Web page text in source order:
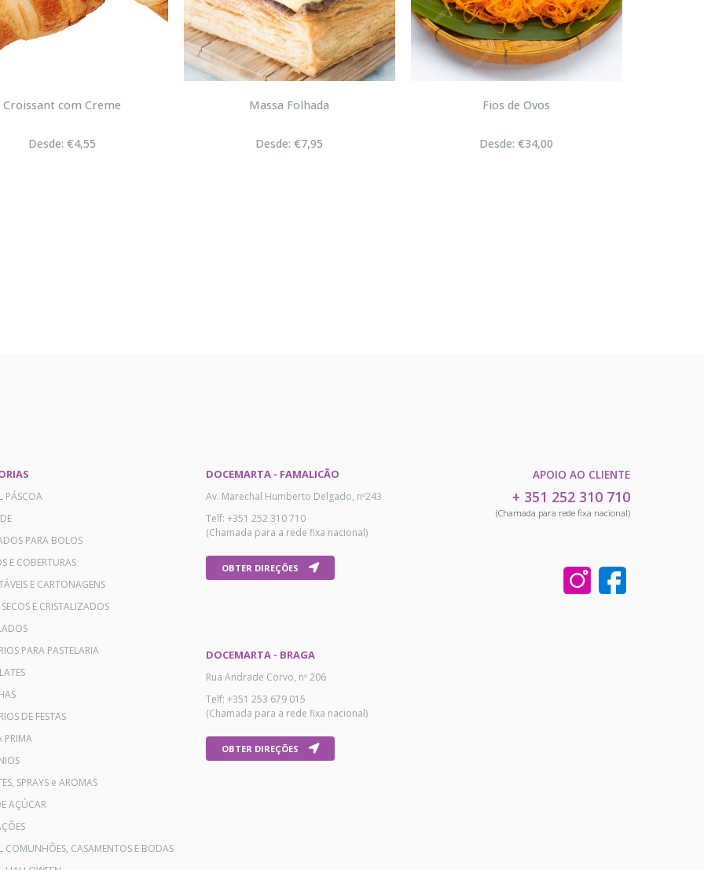
Croissant com Creme
Desde: €4,55
Massa Folhada
Desde: €7,95
Fios de Ovos
Desde: €34,00
PÁSCOA
PARA BOLOS
E COBERTURAS
E CARTONAGENS
E CRISTALIZADOS
PARA PASTELARIA
DE FESTAS
PRIMA
SPRAYS e AROMAS
AÇÚCAR
COMUNHÕES, CASAMENTOS E BODAS
DOCEMARTA - FAMALICÃO
Av. Marechal Humberto Delgado, nº243
Telf: +351 252 310 710
(Chamada para a rede fixa nacional)
OBTER DIREÇÕES
DOCEMARTA - BRAGA
Rua Andrade Corvo, nº 206
Telf: +351 253 679 015
(Chamada para a rede fixa nacional)
OBTER DIREÇÕES
APOIO AO CLIENTE
+ 351 252 310 710
(Chamada para rede fixa nacional)